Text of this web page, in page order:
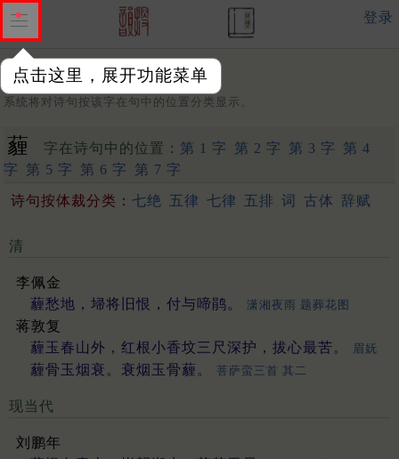
点击这里，展开功能菜单
登录
字：
系统将对诗句按该字在句中的位置分类显示。
薶 字在诗句中的位置： 第 1 字 第 2 字 第 3 字
第 4
字
第 5 字 第 6 字 第 7 字
诗句按体裁分类： 七绝 五律 七律 五排 词 古体 辞赋
清
李佩金
薶愁地，埽将旧恨，付与啼鹃。
潇湘夜雨 题葬花图
蒋敦复
薶玉春山外，红根小香坟三尺深护，拔心最苦。
眉妩
薶骨玉烟衰。衰烟玉骨薶。 菩萨蛮三首 其二
现当代
刘鹏年